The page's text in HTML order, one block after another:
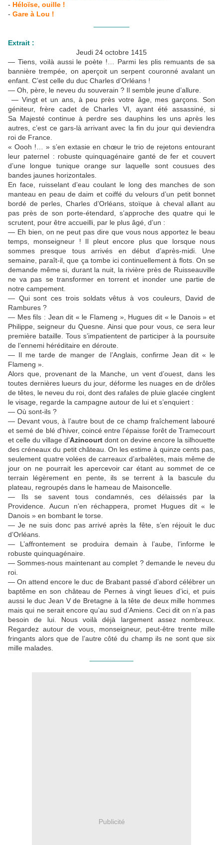
- Héloïse, ouille !
- Gare à Lou !
Extrait :
Jeudi 24 octobre 1415
— Tiens, voilà aussi le poète !… Parmi les plis remuants de sa
bannière trempée, on aperçoit un serpent couronné avalant un
enfant. C’est celle du duc Charles d’Orléans !
— Oh, père, le neveu du souverain ? Il semble jeune d’allure.
— Vingt et un ans, à peu près votre âge, mes garçons. Son
géniteur, frère cadet de Charles VI, ayant été assassiné, si
Sa Majesté continue à perdre ses dauphins les uns après les
autres, c’est ce gars-là arrivant avec la fin du jour qui deviendra
roi de France.
« Oooh !… » s’en extasie en chœur le trio de rejetons entourant
leur paternel : robuste quinquagénaire ganté de fer et couvert
d’une longue tunique orange sur laquelle sont cousues des
bandes jaunes horizontales.
En face, ruisselant d’eau coulant le long des manches de son
manteau en peau de daim et coiffé du velours d’un petit bonnet
bordé de perles, Charles d’Orléans, stoïque à cheval allant au
pas près de son porte-étendard, s’approche des quatre qui le
scrutent, pour être accueilli, par le plus âgé, d’un :
— Eh bien, on ne peut pas dire que vous nous apportez le beau
temps, monseigneur ! Il pleut encore plus que lorsque nous
sommes presque tous arrivés en début d’après-midi. Une
semaine, paraît‑il, que ça tombe ici continuellement à flots. On se
demande même si, durant la nuit, la rivière près de Ruisseauville
ne va pas se transformer en torrent et inonder une partie de
notre campement.
— Qui sont ces trois soldats vêtus à vos couleurs, David de
Rambures ?
— Mes fils : Jean dit « le Flameng », Hugues dit « le Danois » et
Philippe, seigneur du Quesne. Ainsi que pour vous,ce sera leur
première bataille. Tous s’impatientent de participer à la poursuite
de l’ennemi héréditaire en déroute.
— Il me tarde de manger de l’Anglais, confirme Jean dit « le
Flameng ».
Alors que, provenant de la Manche, un vent d’ouest, dans les
toutes dernières lueurs du jour, déforme les nuages en de drôles
de têtes, le neveu du roi, dont des rafales de pluie glacée cinglent
le visage, regarde la campagne autour de lui et s’enquiert :
— Où sont‑ils ?
— Devant vous, à l’autre bout de ce champ fraîchement labouré
et semé de blé d’hiver, coincé entre l’épaisse forêt de Tramecourt
et celle du village d’Azincourt dont on devine encore la silhouette
des créneaux du petit château. On les estime à quinze cents pas,
seulement quatre volées de carreaux d’arbalètes, mais même de
jour on ne pourrait les apercevoir car étant au sommet de ce
terrain légèrement en pente, ils se terrent à la bascule du
plateau, regroupés dans le hameau de Maisoncelle.
— Ils se savent tous condamnés, ces délaissés par la
Providence. Aucun n’en réchappera, promet Hugues dit « le
Danois » en bombant le torse.
— Je ne suis donc pas arrivé après la fête, s’en réjouit le duc
d’Orléans.
— L’affrontement se produira demain à l’aube, l’informe le
robuste quinquagénaire.
— Sommes-nous maintenant au complet ? demande le neveu du
roi.
— On attend encore le duc de Brabant passé d’abord célébrer un
baptême en son château de Pernes à vingt lieues d’ici, et puis
aussi le duc Jean V de Bretagne à la tête de deux mille hommes
mais qui ne serait encore qu’au sud d’Amiens. Ceci dit on n’a pas
besoin de lui. Nous voilà déjà largement assez nombreux.
Regardez autour de vous, monseigneur, peut-être trente mille
fringants alors que de l’autre côté du champ ils ne sont que six
mille malades.
Publicité